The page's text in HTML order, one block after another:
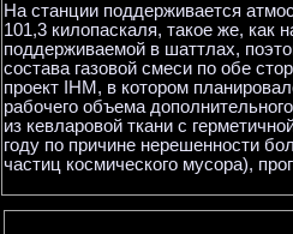
На станции поддерживается
101,3 килопаскаля, такое же,
поддерживаемой в шаттлах,
состава газовой смеси по обе
проект IHM, в котором
рабочего объема
из кевларовой ткани с
году по причине нерешенности
частиц космического мусора),